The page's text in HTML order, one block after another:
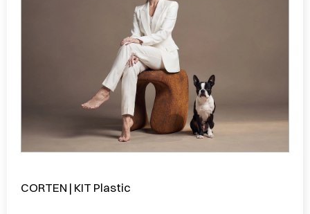
CORTEN | KIT Plastic